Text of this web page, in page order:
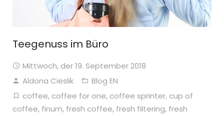
Teegenuss im Büro
Mittwoch, der 19. September 2018
Aldona Cieslik
Blog EN
coffee, coffee for one, coffee sprinter, cup of
coffee, finum, fresh coffee, fresh filtering, fresh